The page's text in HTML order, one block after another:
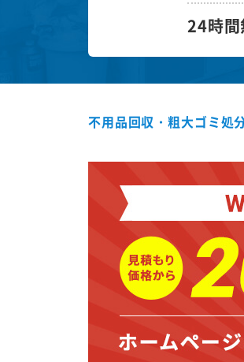
24時間
不用品回収・粗大ゴミ処